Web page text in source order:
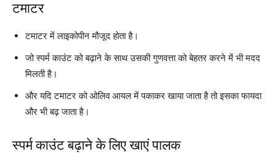
टमाटर
टमाटर में लाइकोपीन मौजूद होता है।
जो स्पर्म काउंट को बढ़ाने के साथ उसकी गुणवत्ता को बेहतर करने में भी मदद
मिलती है।
और यदि टमाटर को ओलिव आयल में पकाकर खाया जाता है तो इसका फायदा
और भी बढ़ जाता है।
स्पर्म काउंट बढ़ाने के लिए खाएं पालक